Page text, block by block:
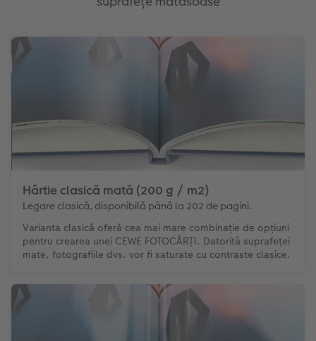
Hârtie clasică mată (200 g / m2)
Legare clasică, disponibilă până la 202 de pagini.
Varianta clasică oferă cea mai mare combinație de opțiuni
pentru crearea unei CEWE FOTOCĂRȚI. Datorită suprafeței
mate, fotografiile dvs. vor fi saturate cu contraste clasice.